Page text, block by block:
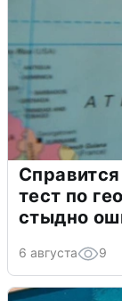
тест по
стыдно
6 августа 9